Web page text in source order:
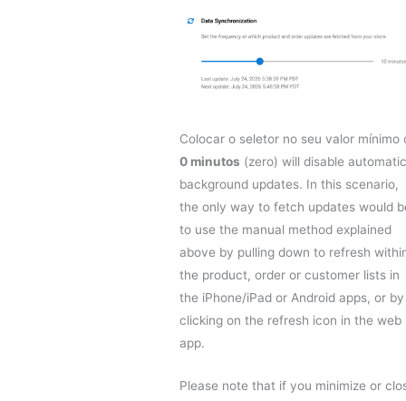
Colocar o seletor no seu valor mínimo
0 minutos (zero) will disable automatic
background updates. In this scenario,
the only way to fetch updates would
to use the manual method explained
above by pulling down to refresh
the product, order or customer lists in
the iPhone/iPad or Android apps, or by
clicking on the refresh icon in the web
app.
Please note that if you minimize or